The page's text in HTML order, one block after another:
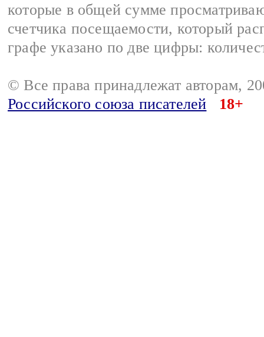
которые в общей сумме
счетчика посещаемости, который
графе указано по две цифры:
© Все права принадлежат авторам,
Российского союза писателей
18+